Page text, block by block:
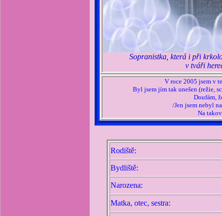
Sopranistka, která i při
v tváři
V roce 2005 jsem v
Byl jsem jím tak unešen (režie,
Doufám,
/Jen jsem nebyl
Na
Rodiště:
Bydliště:
Narozena:
Matka, otec, sestra: